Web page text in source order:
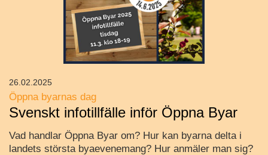
Öppna byarnas dag
Svenskt infotillfälle inför Öppna Byar
Vad handlar Öppna Byar om? Hur kan byarna delta i
landets största byaevenemang? Hur anmäler man sig?
26.02.2025